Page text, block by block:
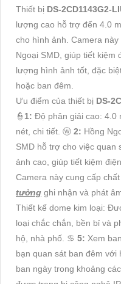
Thiết bị DS-2CD1143G2-
lượng cao hỗ trợ đến 4.0
cho hình ảnh. Camera
Ngoại SMD, giúp tiết kiệm
lượng hình ảnh tốt, đặc
hoặc ban đêm.
Ưu điểm của thiết bị DS-
👮1: Độ phân giải cao: 4.0
nét, chi tiết. ⓦ 2: Hồng
SMD hỗ trợ cho việc
ảnh cao, giúp tiết kiệm
Camera này cung cấp
tưởng ghi nhận và phát
Thiết kế dome kim loại:
loại chắc chắn, bền bỉ và
hộ, nhà phố. ♋ 5: Xem
bạn quan sát ban đêm
ban ngày trong khoảng